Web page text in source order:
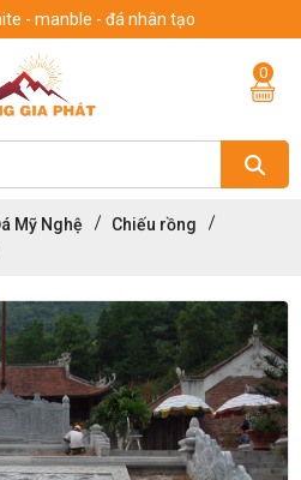
- manble - đá nhân tạo
0
Mỹ Nghệ
Chiếu rồng